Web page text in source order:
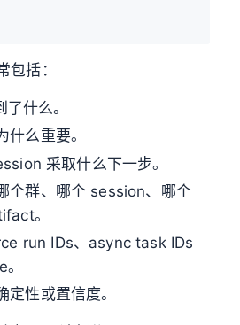
括：
什么。
什么重要。
采取什么下一步。
个群、哪个 session、哪个
。
run IDs、async task IDs
定性或置信度。